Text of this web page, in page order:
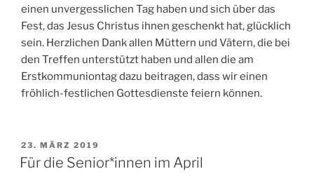
einen unvergesslichen Tag haben und sich über das
Fest, das Jesus Christus ihnen geschenkt hat, glücklich
sein. Herzlichen Dank allen Müttern und Vätern, die bei
den Treffen unterstützt haben und allen die am
Erstkommuniontag dazu beitragen, dass wir einen
fröhlich-festlichen Gottesdienste feiern können.
VERÖFFENTLICHT
AM
23. MÄRZ 2019
Für die Senior*innen im April